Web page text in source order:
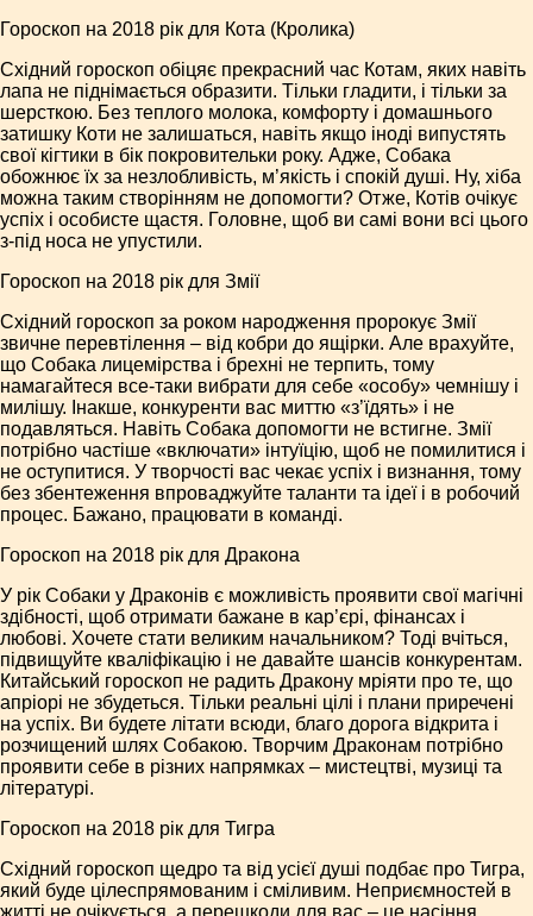
Гороскоп на 2018 рік для Кота (Кролика)
Східний гороскоп обіцяє прекрасний час Котам, яких навіть
лапа не піднімається образити. Тільки гладити, і тільки за
шерсткою. Без теплого молока, комфорту і домашнього
затишку Коти не залишаться, навіть якщо іноді випустять
свої кігтики в бік покровительки року. Адже, Собака
обожнює їх за незлобливість, м’якість і спокій душі. Ну, хіба
можна таким створінням не допомогти? Отже, Котів очікує
успіх і особисте щастя. Головне, щоб ви самі вони всі цього
з-під носа не упустили.
Гороскоп на 2018 рік для Змії
Східний гороскоп за роком народження пророкує Змії
звичне перевтілення – від кобри до ящірки. Але врахуйте,
що Собака лицемірства і брехні не терпить, тому
намагайтеся все-таки вибрати для себе «особу» чемнішу і
милішу. Інакше, конкуренти вас миттю «з’їдять» і не
подавляться. Навіть Собака допомогти не встигне. Змії
потрібно частіше «включати» інтуїцію, щоб не помилитися і
не оступитися. У творчості вас чекає успіх і визнання, тому
без збентеження впроваджуйте таланти та ідеї і в робочий
процес. Бажано, працювати в команді.
Гороскоп на 2018 рік для Дракона
У рік Собаки у Драконів є можливість проявити свої магічні
здібності, щоб отримати бажане в кар’єрі, фінансах і
любові. Хочете стати великим начальником? Тоді вчіться,
підвищуйте кваліфікацію і не давайте шансів конкурентам.
Китайський гороскоп не радить Дракону мріяти про те, що
апріорі не збудеться. Тільки реальні цілі і плани приречені
на успіх. Ви будете літати всюди, благо дорога відкрита і
розчищений шлях Собакою. Творчим Драконам потрібно
проявити себе в різних напрямках – мистецтві, музиці та
літературі.
Гороскоп на 2018 рік для Тигра
Східний гороскоп щедро та від усієї душі подбає про Тигра,
який буде цілеспрямованим і сміливим. Неприємностей в
житті не очікується, а перешкоди для вас – це насіння.